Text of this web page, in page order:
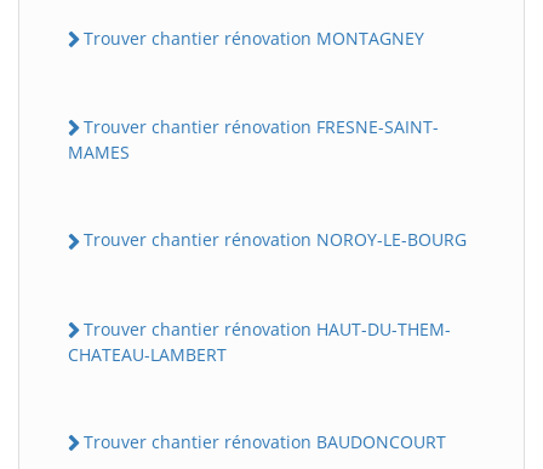
Trouver chantier rénovation MONTAGNEY
Trouver chantier rénovation FRESNE-SAINT-
MAMES
Trouver chantier rénovation NOROY-LE-BOURG
Trouver chantier rénovation HAUT-DU-THEM-
CHATEAU-LAMBERT
Trouver chantier rénovation BAUDONCOURT
Assistant en ligne